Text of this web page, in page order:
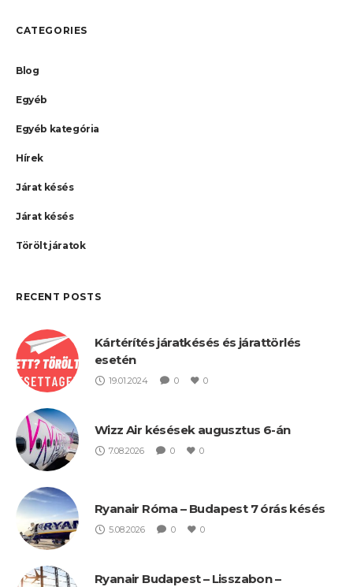
CATEGORIES
Blog
Egyéb
Egyéb kategória
Hírek
Járat késés
Járat késés
Törölt járatok
RECENT POSTS
Kártérítés járatkésés és járattörlés
esetén
19.01.2024 0 0
Wizz Air késések augusztus 6-án
7.08.2026 0 0
Ryanair Róma – Budapest 7 órás késés
5.08.2026 0 0
Ryanair Budapest – Lisszabon –